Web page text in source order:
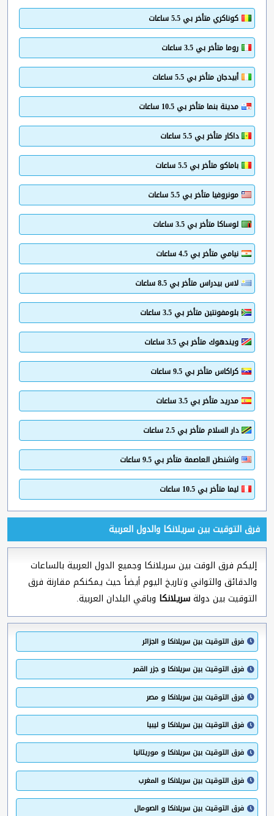
كوناكري متأخر بي 5.5 ساعات
روما متأخر بي 3.5 ساعات
أبيدجان متأخر بي 5.5 ساعات
مدينة بنما متأخر بي 10.5 ساعات
داكار متأخر بي 5.5 ساعات
باماكو متأخر بي 5.5 ساعات
مونروفيا متأخر بي 5.5 ساعات
لوساكا متأخر بي 3.5 ساعات
نيامي متأخر بي 4.5 ساعات
لاس بيدراس متأخر بي 8.5 ساعات
بلومفونتين متأخر بي 3.5 ساعات
ويندهوك متأخر بي 3.5 ساعات
كراكاس متأخر بي 9.5 ساعات
مدريد متأخر بي 3.5 ساعات
دار السلام متأخر بي 2.5 ساعات
واشنطن العاصمة متأخر بي 9.5 ساعات
ليما متأخر بي 10.5 ساعات
فرق التوقيت بين سريلانكا والدول العربية
إليكم فرق الوقت بين سريلانكا وجميع الدول العربية بالساعات
والدقائق والثواني وتاريخ اليوم أيضاً حيث يمكنكم مقارنة فرق
التوقيت بين دولةسريلانكا وباقي البلدان العربية.
فرق التوقيت بين سريلانكا و الجزائر
فرق التوقيت بين سريلانكا و جزر القمر
فرق التوقيت بين سريلانكا و مصر
فرق التوقيت بين سريلانكا و ليبيا
فرق التوقيت بين سريلانكا و موريتانيا
فرق التوقيت بين سريلانكا و المغرب
فرق التوقيت بين سريلانكا و الصومال